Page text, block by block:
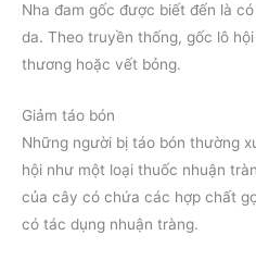
Nha đam gốc được biết đến là
da. Theo truyền thống, gốc lô
thương hoặc vết bỏng.
Giảm táo bón
Những người bị táo bón thường
hội như một loại thuốc nhuận
của cây có chứa các hợp chất
có tác dụng nhuận tràng.